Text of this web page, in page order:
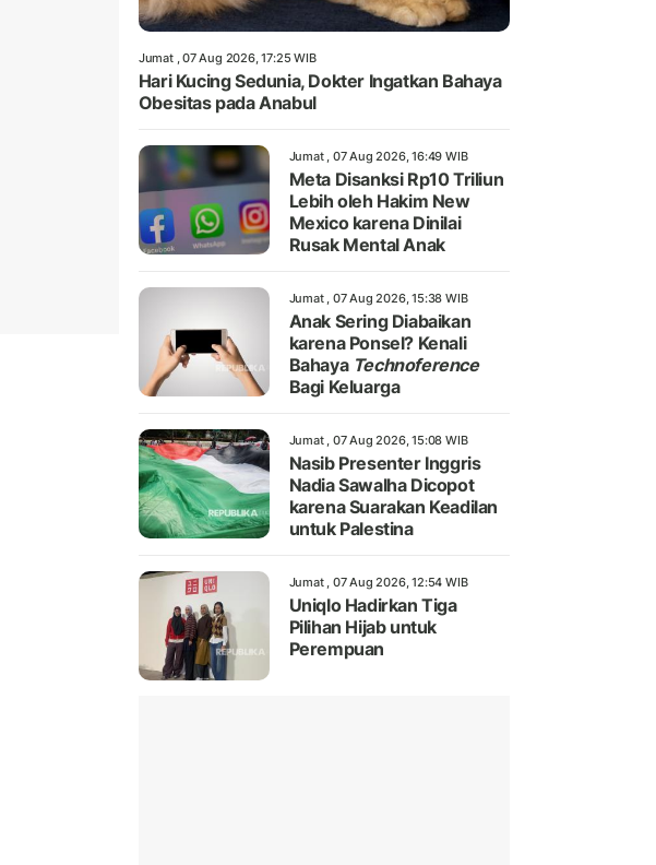
Jumat , 07 Aug 2026, 17:25 WIB
Hari Kucing Sedunia, Dokter Ingatkan Bahaya
Obesitas pada Anabul
Jumat , 07 Aug 2026, 16:49 WIB
Meta Disanksi Rp10 Triliun
Lebih oleh Hakim New
Mexico karena Dinilai
Rusak Mental Anak
Jumat , 07 Aug 2026, 15:38 WIB
Anak Sering Diabaikan
karena Ponsel? Kenali
Bahaya Technoference
Bagi Keluarga
Jumat , 07 Aug 2026, 15:08 WIB
Nasib Presenter Inggris
Nadia Sawalha Dicopot
karena Suarakan Keadilan
untuk Palestina
Jumat , 07 Aug 2026, 12:54 WIB
Uniqlo Hadirkan Tiga
Pilihan Hijab untuk
Perempuan